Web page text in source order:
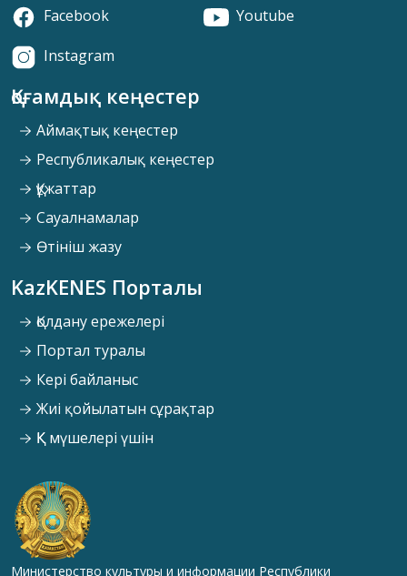
Facebook
Youtube
Instagram
Қоғамдық кеңестер
Аймақтық кеңестер
Республикалық кеңестер
Құжаттар
Сауалнамалар
Өтініш жазу
KazKENES Порталы
Қолдану ережелері
Портал туралы
Кері байланыс
Жиі қойылатын сұрақтар
ҚК мүшелері үшін
Министерство культуры и информации Республики